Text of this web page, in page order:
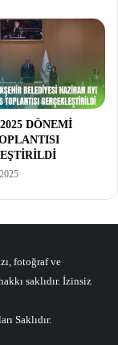
DÖNEMİ
fotoğraf ve
saklıdır. İzinsiz
Saklıdır.